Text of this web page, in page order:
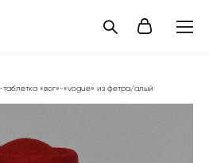
«вог»-«vogue» из фетра/алый